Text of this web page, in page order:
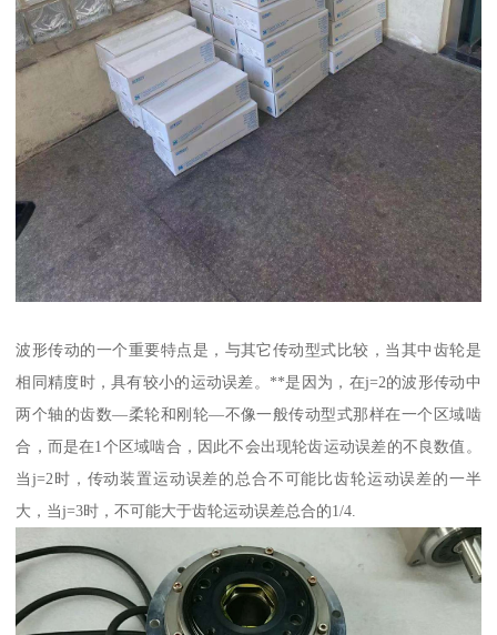
波形传动的一个重要特点是，与其它传动型式比较，当其中齿轮是
相同精度时，具有较小的运动误差。**是因为，在j=2的波形传动中
两个轴的齿数—柔轮和刚轮—不像一般传动型式那样在一个区域啮
合，而是在1个区域啮合，因此不会出现轮齿运动误差的不良数值。
当j=2时，传动装置运动误差的总合不可能比齿轮运动误差的一半
大，当j=3时，不可能大于齿轮运动误差总合的1/4.